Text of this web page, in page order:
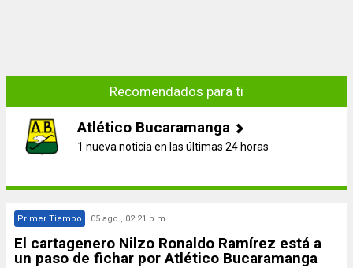
Recomendados para ti
Atlético Bucaramanga
1 nueva noticia en las últimas 24 horas
Primer Tiempo 05 ago., 02:21 p.m.
El cartagenero Nilzo Ronaldo Ramírez está a
un paso de fichar por Atlético Bucaramanga